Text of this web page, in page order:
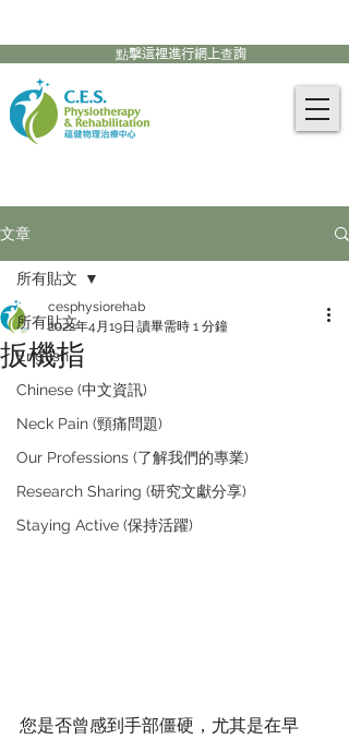
點擊這裡進行網上查詢
文章
所有貼文
English
Chinese (中文資訊)
Neck Pain (頸痛問題)
Our Professions (了解我們的專業)
Research Sharing (研究文獻分享)
Staying Active (保持活躍)
所有貼文
扳機指
cesphysiorehab
2022年4月19日 讀畢需時 1 分鐘
您是否曾感到手部僵硬，尤其是在早